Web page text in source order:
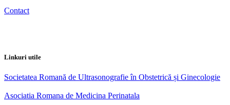
Contact
Linkuri utile
Societatea Romană de Ultrasonografie în Obstetrică și Ginecologie
Asociatia Romana de Medicina Perinatala